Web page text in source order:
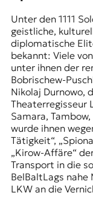
Unter den 1111
geistliche,
diplomatische
bekannt: Viele
unter ihnen der
Bobrischew-
Nikolaj Durnowo,
Theaterregisseur
Samara,
wurde ihnen
Tätigkeit“,
„Kirow-Affäre“
Transport in die
BelBaltLags
LKW an die